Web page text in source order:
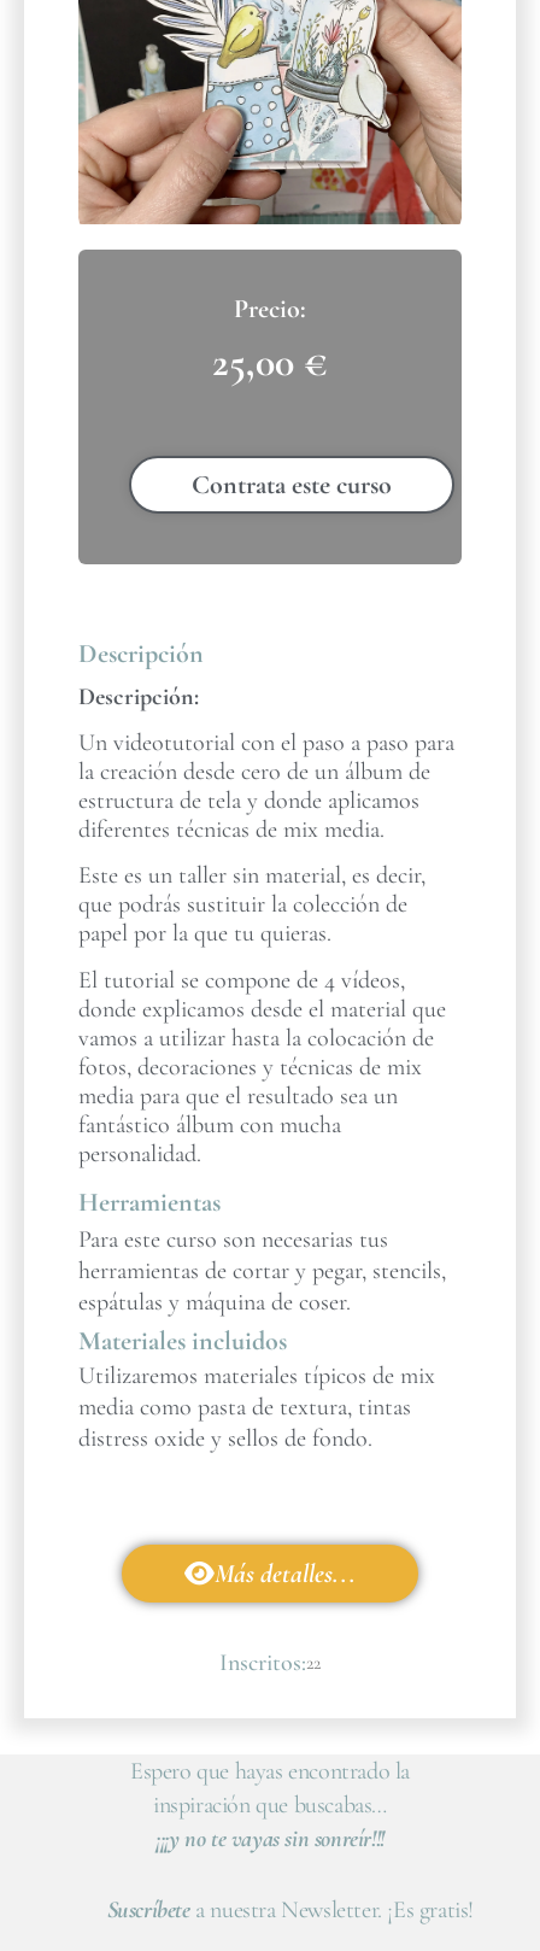
25,00 €
Contrata este curso
Descripción
Descripción:
Un videotutorial con el paso a paso para
la creación desde cero de un álbum de
estructura de tela y donde aplicamos
diferentes técnicas de mix media.
Este es un taller sin material, es decir,
que podrás sustituir la colección de
papel por la que tu quieras.
El tutorial se compone de 4 vídeos,
donde explicamos desde el material que
vamos a utilizar hasta la colocación de
fotos, decoraciones y técnicas de mix
media para que el resultado sea un
fantástico álbum con mucha
personalidad.
Herramientas
Para este curso son necesarias tus
herramientas de cortar y pegar, stencils,
espátulas y máquina de coser.
Materiales incluidos
Utilizaremos materiales típicos de mix
media como pasta de textura, tintas
distress oxide y sellos de fondo.
Más detalles...
Inscritos:22
Espero que hayas encontrado la
inspiración que buscabas…
¡¡¡y no te vayas sin sonreír!!!
Suscríbetea nuestra Newsletter. ¡Es gratis!